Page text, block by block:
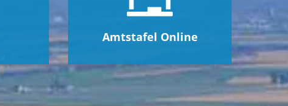
Amtstafel Online